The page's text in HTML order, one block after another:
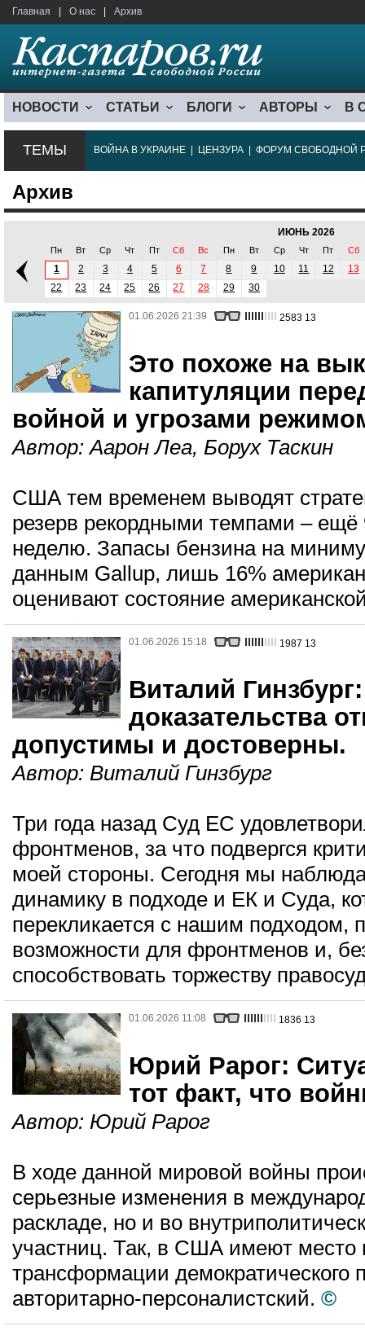
Главная О нас Архив
НОВОСТИ СТАТЬИ БЛОГИ АВТОРЫ В
ТЕМЫ ВОЙНА В УКРАИНЕ ЦЕНЗУРА ФОРУМ СВОБОДНОЙ
Архив
ИЮНЬ 2026
Пн Вт Ср Чт Пт Сб Вс Пн Вт Ср Чт Пт Сб
1 2 3 4 5 6 7 8 9 10 11 12
13
22
23 24 25 26 27 28 29 30
01.06.2026 21:39 2583 13
Это похоже на
капитуляции
войной и угрозами
Автор:Аарон Леа, Борух Таскин
США тем временем выводят
резерв рекордными темпами – ещё
неделю. Запасы бензина на
данным Gallup, лишь 16%
оценивают состояние
01.06.2026 15:18 1987 13
Виталий
доказательства
допустимы и достоверны.
Автор: Виталий Гинзбург
Три года назад Суд ЕС
фронтменов, за что подвергся
моей стороны. Сегодня мы
динамику в подходе и ЕК и Суда,
перекликается с нашим подходом,
возможности для фронтменов и,
способствовать торжеству
01.06.2026 11:08 1836 13
Юрий Рарог:
тот факт, что
Автор: Юрий Рарог
В ходе данной мировой войны
серьезные изменения в
раскладе, но и во
участниц. Так, в США имеют место
трансформации демократического
авторитарно-персоналистский. ©